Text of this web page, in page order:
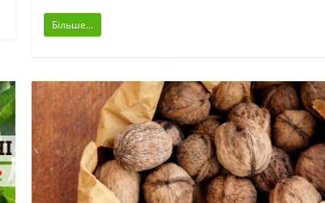
Більше...